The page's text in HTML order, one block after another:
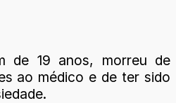
de 19 anos, morreu de
ao médico e de ter sido